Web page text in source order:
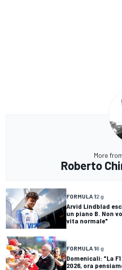
More
Roberto
FORMULA 12 g
Arvid Lindblad
un piano B. Non
vita normale"
FORMULA 16 g
Domenicali: "La
2026, ora